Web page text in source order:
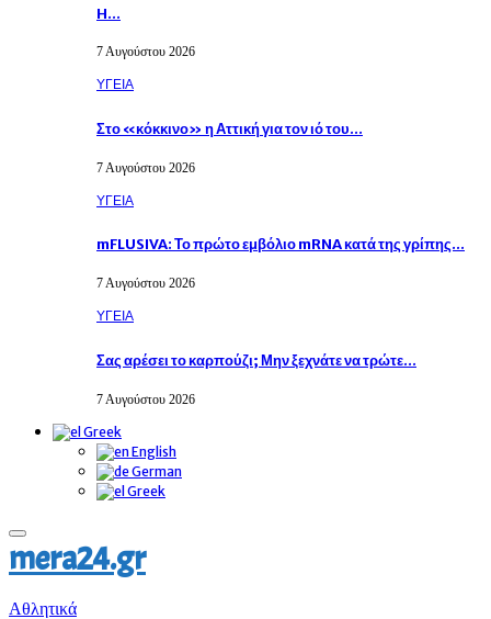
H…
7 Αυγούστου 2026
ΥΓΕΙΑ
Στο «κόκκινο» η Αττική για τον ιό του…
7 Αυγούστου 2026
ΥΓΕΙΑ
mFLUSIVA: Το πρώτο εμβόλιο mRNA κατά της γρίπης…
7 Αυγούστου 2026
ΥΓΕΙΑ
Σας αρέσει το καρπούζι; Μην ξεχνάτε να τρώτε…
7 Αυγούστου 2026
Greek
English
German
Greek
Primary
Menu
mera24.gr
Αθλητικά